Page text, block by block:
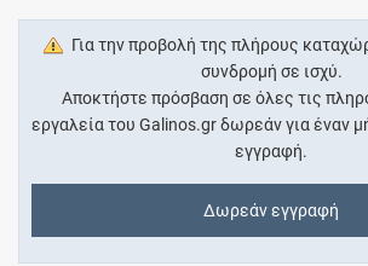
Για την προβολή της πλήρους
συνδρομή σε ισχύ.
Αποκτήστε πρόσβαση σε όλες τις
εργαλεία του Galinos.gr δωρεάν για έναν
εγγραφή.
Δωρεάν εγγραφή